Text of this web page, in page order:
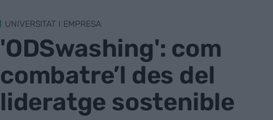
UNIVERSITAT I EMPRESA
'ODSwashing': com
combatre’l des del
lideratge sostenible